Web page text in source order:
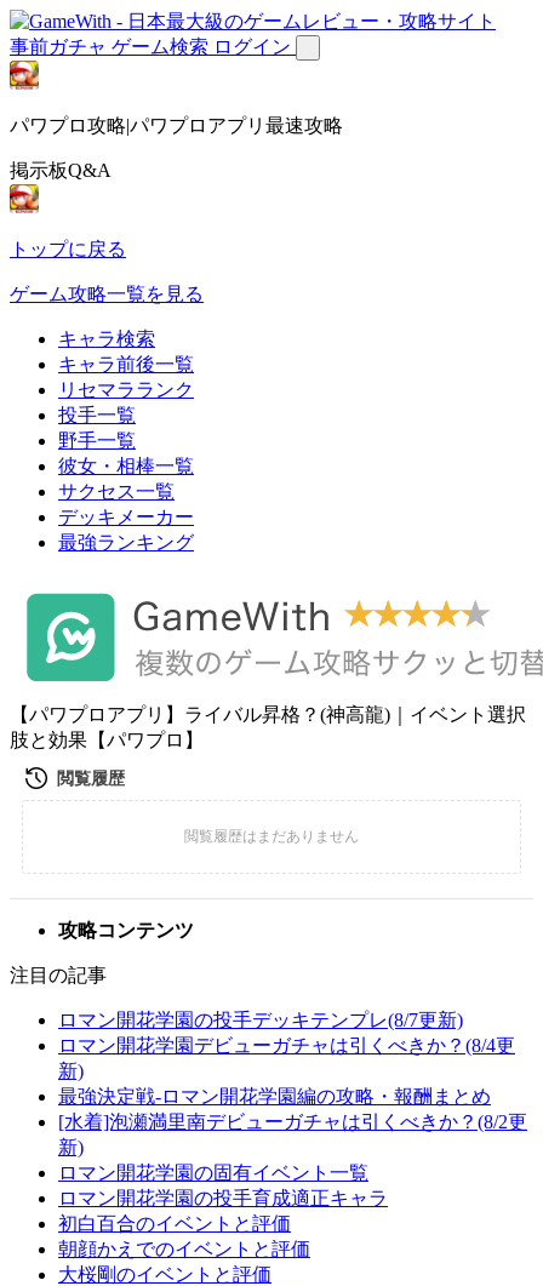
事前ガチャ ゲーム検索 ログイン
パワプロ攻略|パワプロアプリ最速攻略
掲示板Q&A
トップに戻る
ゲーム攻略一覧を見る
キャラ検索
キャラ前後一覧
リセマラランク
投手一覧
野手一覧
彼女・相棒一覧
サクセス一覧
デッキメーカー
最強ランキング
【パワプロアプリ】ライバル昇格？(神高龍)｜イベント選択
肢と効果【パワプロ】
攻略コンテンツ
注目の記事
ロマン開花学園の投手デッキテンプレ(8/7更新)
ロマン開花学園デビューガチャは引くべきか？(8/4更
新)
最強決定戦-ロマン開花学園編の攻略・報酬まとめ
[水着]泡瀬満里南デビューガチャは引くべきか？(8/2更
新)
ロマン開花学園の固有イベント一覧
ロマン開花学園の投手育成適正キャラ
初白百合のイベントと評価
朝顔かえでのイベントと評価
大桜剛のイベントと評価